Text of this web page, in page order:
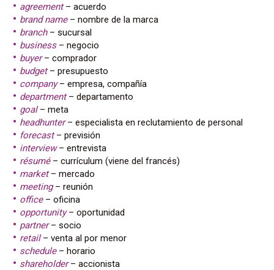
agreement– acuerdo
brand name – nombre de la marca
branch – sucursal
business – negocio
buyer– comprador
budget– presupuesto
company– empresa, compañía
department– departamento
goal– meta
headhunter– especialista en reclutamiento de personal
forecast– previsión
interview– entrevista
résumé – currículum (viene del francés)
market– mercado
meeting– reunión
office – oficina
opportunity– oportunidad
partner– socio
retail– venta al por menor
schedule – horario
shareholder– accionista